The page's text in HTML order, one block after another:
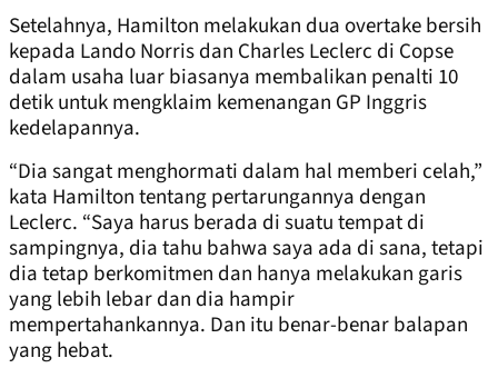
Setelahnya, Hamilton melakukan dua overtake bersih
kepada Lando Norris dan Charles Leclerc di Copse
dalam usaha luar biasanya membalikan penalti 10
detik untuk mengklaim kemenangan GP Inggris
kedelapannya.
“Dia sangat menghormati dalam hal memberi celah,”
kata Hamilton tentang pertarungannya dengan
Leclerc. “Saya harus berada di suatu tempat di
sampingnya, dia tahu bahwa saya ada di sana, tetapi
dia tetap berkomitmen dan hanya melakukan garis
yang lebih lebar dan dia hampir
mempertahankannya. Dan itu benar-benar balapan
yang hebat.